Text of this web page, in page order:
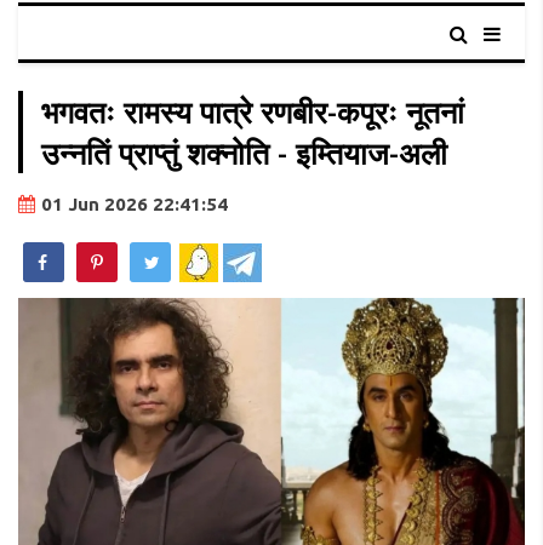
भगवतः रामस्य पात्रे रणबीर-कपूरः नूतनां
उन्नतिं प्राप्तुं शक्नोति - इम्तियाज-अली
01 Jun 2026 22:41:54